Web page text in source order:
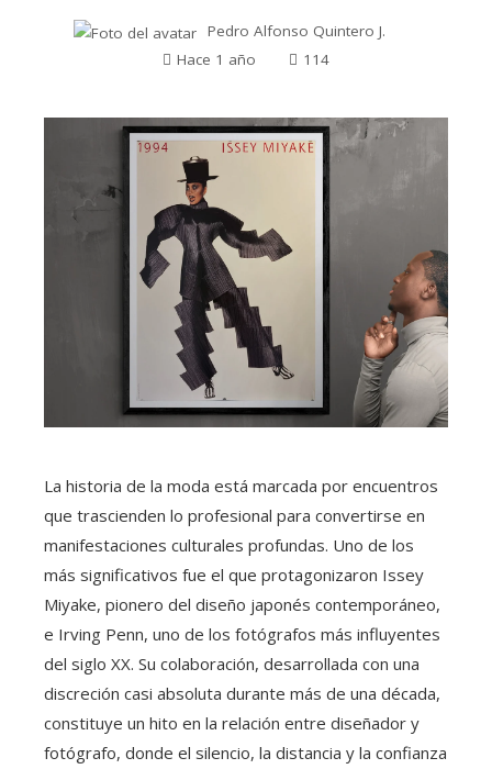
Pedro Alfonso Quintero J.
Hace 1 año
114
La historia de la moda está marcada por encuentros
que trascienden lo profesional para convertirse en
manifestaciones culturales profundas. Uno de los
más significativos fue el que protagonizaron Issey
Miyake, pionero del diseño japonés contemporáneo,
e Irving Penn, uno de los fotógrafos más influyentes
del siglo XX. Su colaboración, desarrollada con una
discreción casi absoluta durante más de una década,
constituye un hito en la relación entre diseñador y
fotógrafo, donde el silencio, la distancia y la confianza